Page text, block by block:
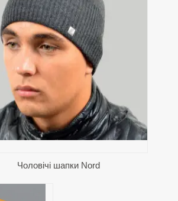
Чоловічі шапки Nord